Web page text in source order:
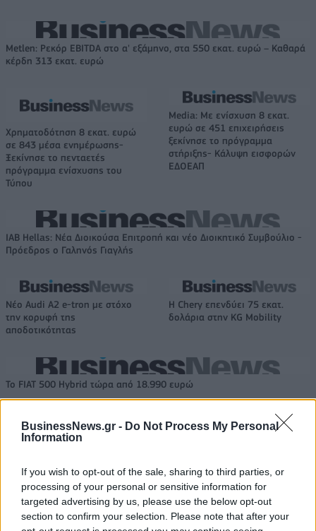
BusinessNews.gr - Do Not Process My Personal
Information
If you wish to opt-out of the sale, sharing to third parties, or
processing of your personal or sensitive information for
targeted advertising by us, please use the below opt-out
section to confirm your selection. Please note that after your
Metlen: Ρεκόρ EBITDA στο α' εξάμηνο, στα 550 εκατ. ευρώ – Καθαρά
κέρδη 313 εκατ. ευρώ
Χρηματοδότηση 8 εκατ. ευρώ
σε 843 μέσα ενημέρωσης-
Ξεκίνησε το πενταετές
πρόγραμμα ενίσχυσης του
Τύπου
Media: Με ενίσχυση 8 εκατ.
ευρώ σε 451 επιχειρήσεις
ξεκίνησε το πρόγραμμα
στήριξης- Κάλυψη εισφορών
ΕΔΟΕΑΠ
IAB Hellas: Νέα Διοικούσα Επιτροπή και νέο Διοικητικό Συμβούλιο -
Πρόεδρος ο Γαληνός Γιαγλής
Νέο Audi A2 e-tron με στόχο
την κορυφή της
αποδοτικότητας
Η Chery επενδύει 75 εκατ.
δολάρια στην KG Mobility
Το FIAT 500 Hybrid τώρα από 18.990 ευρώ
Πάρκερ: «Όνειρό μου να
ομάδας μένει ίδιο»